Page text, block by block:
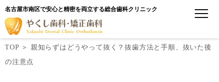
名古屋市南区で安心と精密を両立する総合歯科クリニック
TOP＞ 親知らずはどうやって抜く？抜歯方法と手順、抜いた後
の注意点